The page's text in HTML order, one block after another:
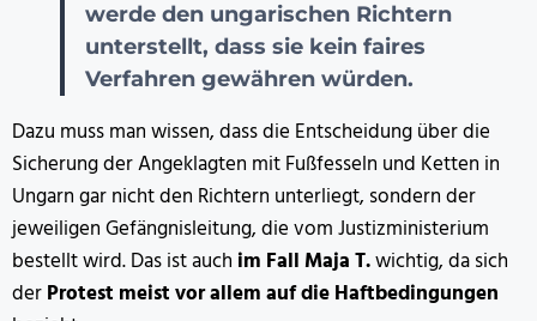
werde den ungarischen Richtern
unterstellt, dass sie kein faires
Verfahren gewähren würden.
Dazu muss man wissen, dass die Entscheidung über die
Sicherung der Angeklagten mit Fußfesseln und Ketten in
Ungarn gar nicht den Richtern unterliegt, sondern der
jeweiligen Gefängnisleitung, die vom Justizministerium
bestellt wird. Das ist auch im Fall Maja T.wichtig, da sich
derProtest meist vor allem auf die Haftbedingungen